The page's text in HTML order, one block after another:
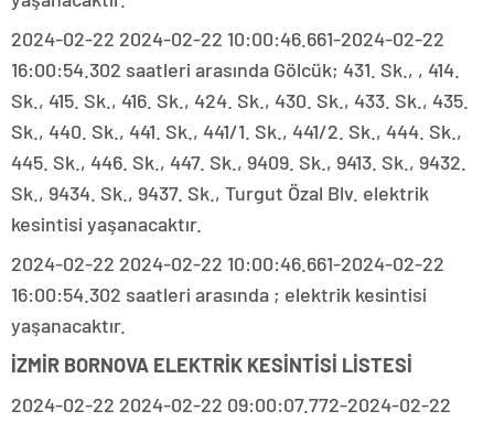
2024-02-22 2024-02-22 10:00:46.661-2024-02-22
16:00:54.302 saatleri arasında Gölcük; 431. Sk., , 414.
Sk., 415. Sk., 416. Sk., 424. Sk., 430. Sk., 433. Sk., 435.
Sk., 440. Sk., 441. Sk., 441/1. Sk., 441/2. Sk., 444. Sk.,
445. Sk., 446. Sk., 447. Sk., 9409. Sk., 9413. Sk., 9432.
Sk., 9434. Sk., 9437. Sk., Turgut Özal Blv. elektrik
kesintisi yaşanacaktır.
2024-02-22 2024-02-22 10:00:46.661-2024-02-22
16:00:54.302 saatleri arasında ; elektrik kesintisi
yaşanacaktır.
İZMİR BORNOVA ELEKTRİK KESİNTİSİ LİSTESİ
2024-02-22 2024-02-22 09:00:07.772-2024-02-22